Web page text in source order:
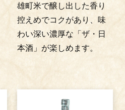
雄町米で醸し出した香り
控えめでコクがあり、味
わい深い濃厚な「ザ・日
本酒」が楽しめます。